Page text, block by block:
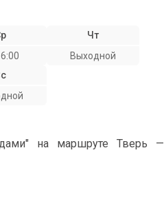
Чт
Выходной
на маршруте Тверь —